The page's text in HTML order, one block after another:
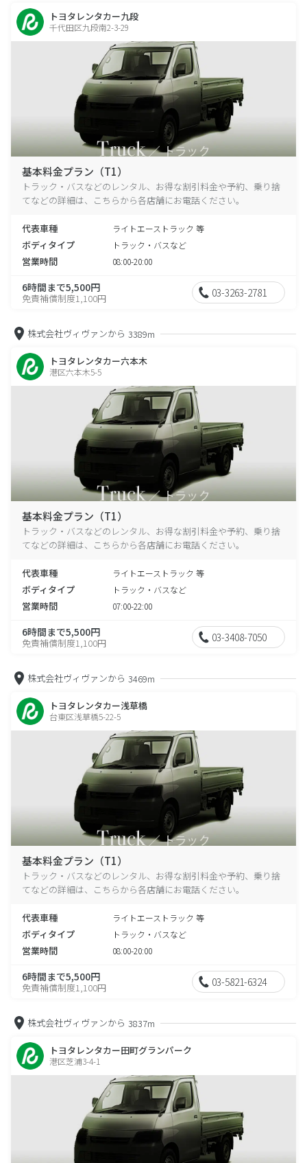
トヨタレンタカー九段
千代田区九段南2-3-29
基本料金プラン（T1）
トラック・バスなどのレンタル、お得な割引料金や予約、乗り捨
てなどの詳細は、こちらから各店舗にお電話ください。
代表車種 ライトエーストラック 等
ボディタイプ トラック・バスなど
営業時間 08:00-20:00
6時間まで5,500円
免責補償制度1,100円 03-3263-2781
株式会社ヴィヴァンから 3389m
トヨタレンタカー六本木
港区六本木5-5
基本料金プラン（T1）
トラック・バスなどのレンタル、お得な割引料金や予約、乗り捨
てなどの詳細は、こちらから各店舗にお電話ください。
代表車種 ライトエーストラック 等
ボディタイプ トラック・バスなど
営業時間 07:00-22:00
6時間まで5,500円
免責補償制度1,100円 03-3408-7050
株式会社ヴィヴァンから 3469m
トヨタレンタカー浅草橋
台東区浅草橋5-22-5
基本料金プラン（T1）
トラック・バスなどのレンタル、お得な割引料金や予約、乗り捨
てなどの詳細は、こちらから各店舗にお電話ください。
代表車種 ライトエーストラック 等
ボディタイプ トラック・バスなど
営業時間 08:00-20:00
6時間まで5,500円
免責補償制度1,100円 03-5821-6324
株式会社ヴィヴァンから 3837m
トヨタレンタカー田町グランパーク
港区芝浦3-4-1